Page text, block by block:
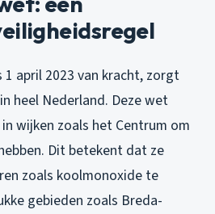
1 april 2023 van kracht, zorgt
heel Nederland. Deze wet
wijken zoals het Centrum om
Dit betekent dat ze
zoals koolmonoxide te
gebieden zoals Breda-